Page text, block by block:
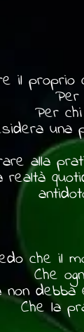
il proprio
Per
Per
una
alla
realtà
che il
Che
Che la